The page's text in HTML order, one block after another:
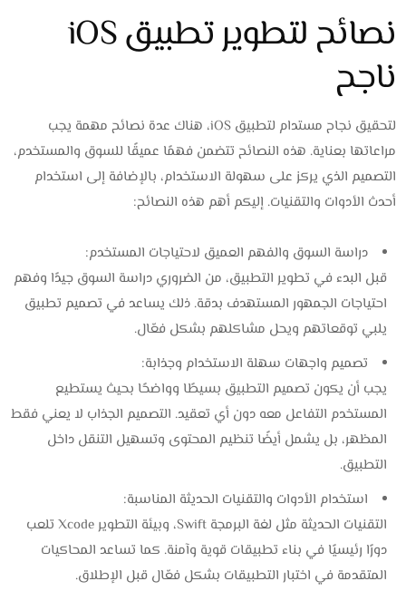
نصائح لتطوير تطبيق iOS
ناجح
لتحقيق نجاح مستدام لتطبيق iOS، هناك عدة نصائح مهمة يجب
مراعاتها بعناية. هذه النصائح تتضمن فهمًا عميقًا للسوق والمستخدم،
التصميم الذي يركز على سهولة الاستخدام، بالإضافة إلى استخدام
أحدث الأدوات والتقنيات. إليكم أهم هذه النصائح:
دراسة السوق والفهم العميق لاحتياجات المستخدم:
قبل البدء في تطوير التطبيق، من الضروري دراسة السوق جيدًا وفهم
احتياجات الجمهور المستهدف بدقة. ذلك يساعد في تصميم تطبيق
يلبي توقعاتهم ويحل مشاكلهم بشكل فعّال.
تصميم واجهات سهلة الاستخدام وجذابة:
يجب أن يكون تصميم التطبيق بسيطًا وواضحًا بحيث يستطيع
المستخدم التفاعل معه دون أي تعقيد. التصميم الجذاب لا يعني فقط
المظهر، بل يشمل أيضًا تنظيم المحتوى وتسهيل التنقل داخل
التطبيق.
استخدام الأدوات والتقنيات الحديثة المناسبة:
التقنيات الحديثة مثل لغة البرمجة Swift، وبيئة التطوير Xcode تلعب
دورًا رئيسيًا في بناء تطبيقات قوية وآمنة. كما تساعد المحاكيات
المتقدمة في اختبار التطبيقات بشكل فعّال قبل الإطلاق.